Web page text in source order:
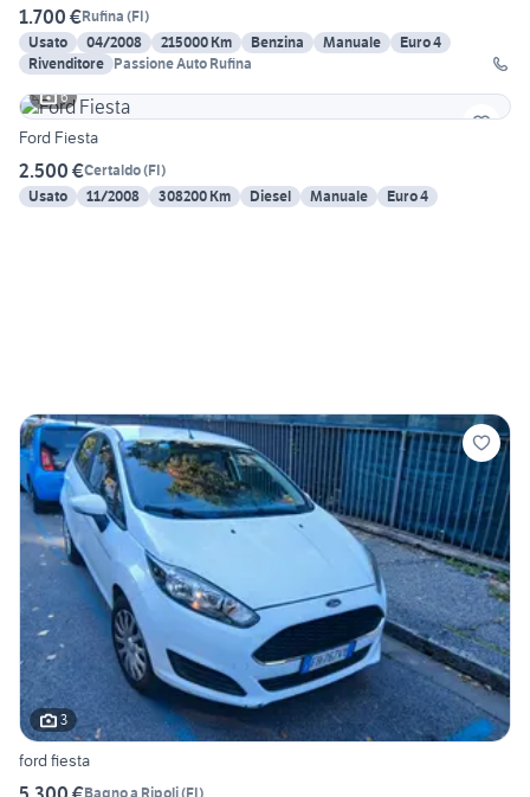
1.700 €Rufina (FI)
Usato
04/2008 215000 Km Benzina Manuale
Euro 4
Rivenditore Passione Auto Rufina
6
Ford Fiesta
2.500 €Certaldo(FI)
Usato
11/2008 308200 Km Diesel Manuale Euro 4
3
ford fiesta
Bagno a Ripoli(FI)